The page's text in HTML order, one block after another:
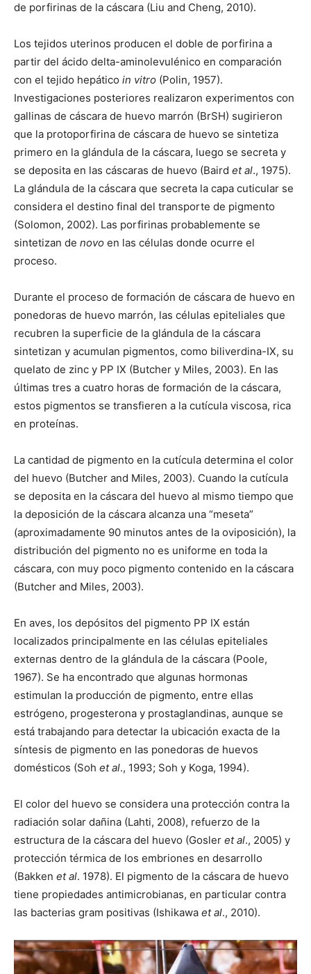
de porfirinas de la cáscara (Liu and Cheng, 2010).
Los tejidos uterinos producen el doble de porfirina a
partir del ácido delta-aminolevulénico en comparación
con el tejido hepático in vitro (Polin, 1957).
Investigaciones posteriores realizaron experimentos con
gallinas de cáscara de huevo marrón (BrSH) sugirieron
que la protoporfirina de cáscara de huevo se sintetiza
primero en la glándula de la cáscara, luego se secreta y
se deposita en las cáscaras de huevo (Baird et al., 1975).
La glándula de la cáscara que secreta la capa cuticular se
considera el destino final del transporte de pigmento
(Solomon, 2002). Las porfirinas probablemente se
sintetizan de novo en las células donde ocurre el
proceso.
Durante el proceso de formación de cáscara de huevo en
ponedoras de huevo marrón, las células epiteliales que
recubren la superficie de la glándula de la cáscara
sintetizan y acumulan pigmentos, como biliverdina-IX, su
quelato de zinc y PP IX (Butcher y Miles, 2003). En las
últimas tres a cuatro horas de formación de la cáscara,
estos pigmentos se transfieren a la cutícula viscosa, rica
en proteínas.
La cantidad de pigmento en la cutícula determina el color
del huevo (Butcher and Miles, 2003). Cuando la cutícula
se deposita en la cáscara del huevo al mismo tiempo que
la deposición de la cáscara alcanza una “meseta”
(aproximadamente 90 minutos antes de la oviposición), la
distribución del pigmento no es uniforme en toda la
cáscara, con muy poco pigmento contenido en la cáscara
(Butcher and Miles, 2003).
En aves, los depósitos del pigmento PP IX están
localizados principalmente en las células epiteliales
externas dentro de la glándula de la cáscara (Poole,
1967). Se ha encontrado que algunas hormonas
estimulan la producción de pigmento, entre ellas
estrógeno, progesterona y prostaglandinas, aunque se
está trabajando para detectar la ubicación exacta de la
síntesis de pigmento en las ponedoras de huevos
domésticos (Soh et al., 1993; Soh y Koga, 1994).
El color del huevo se considera una protección contra la
radiación solar dañina (Lahti, 2008), refuerzo de la
estructura de la cáscara del huevo (Gosler et al., 2005) y
protección térmica de los embriones en desarrollo
(Bakken et al. 1978). El pigmento de la cáscara de huevo
tiene propiedades antimicrobianas, en particular contra
las bacterias gram positivas (Ishikawa et al., 2010).